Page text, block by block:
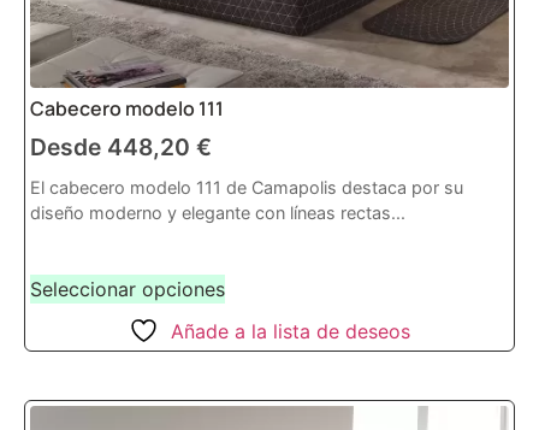
Cabecero modelo 111
Desde 448,20 €
El cabecero modelo 111 de Camapolis destaca por su
diseño moderno y elegante con líneas rectas...
Seleccionar opciones
Añade a la lista de deseos